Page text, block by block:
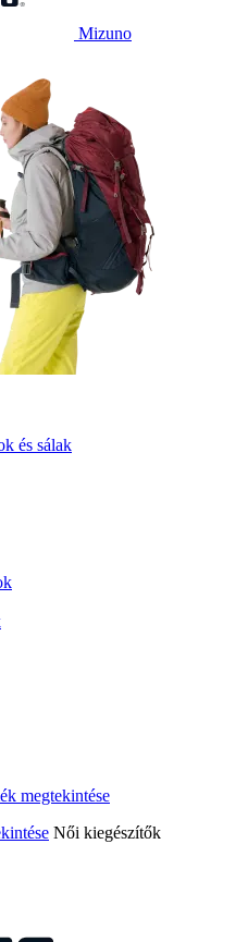
Mizuno
és sálak
Női kiegészítők